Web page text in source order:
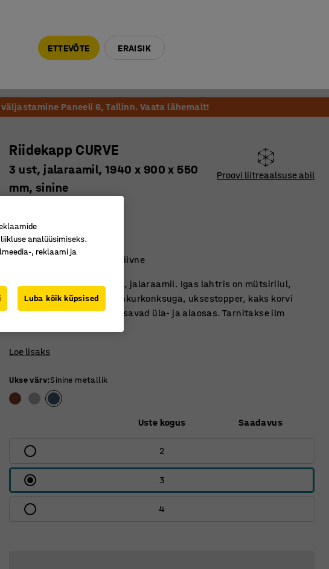
Paneeli 6, Tallinn. Vaata lähemalt!
Riidekapp CURVE
3 ust, jalaraamil, 1940 x 900 x 550
mm, sinine
Proovi liitreaalsuse abil
Riidepuu toruga
Kaardus metallik uksed
Kvaliteetne ning eksklusiivne
Riidekapp kaardus ustega, jalaraamil. Igas lahtris on mütsiriiul,
riidepuu toru koos kahe ankurkonksuga, uksestopper, kaks korvi
ukse siseküljel ning õhutusavad üla- ja alaosas. Tarnitakse ilm
Loe lisaks
Ukse värv:Sinine metallik
Uste kogus Saadavus
2
3
4
ETTEVÕTE ERAISIK
analüüsimiseks.
, reklaami ja
Luba kõik küpsised